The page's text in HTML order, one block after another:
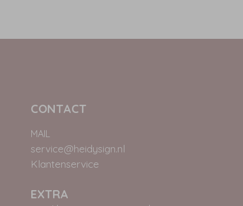
CONTACT
MAIL
service@heidysign.nl
Klantenservice
EXTRA